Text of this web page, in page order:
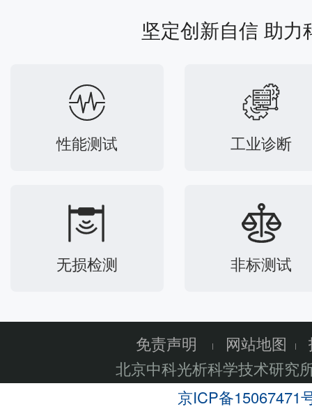
坚定创新自信 助力
性能测试 工业诊断
无损检测 非标测试
免责声明 网站地图
北京中科光析科学技术研究
京ICP备15067471